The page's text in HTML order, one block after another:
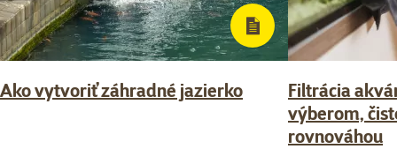
Ako vytvoriť záhradné jazierko
Filtrácia
výberom,
rovnováhou